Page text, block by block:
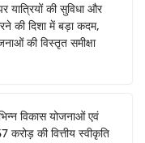
यात्रियों की सुविधा और
की दिशा में बड़ा कदम,
की विस्तृत समीक्षा
विकास योजनाओं एवं
करोड़ की वित्तीय स्वीकृति